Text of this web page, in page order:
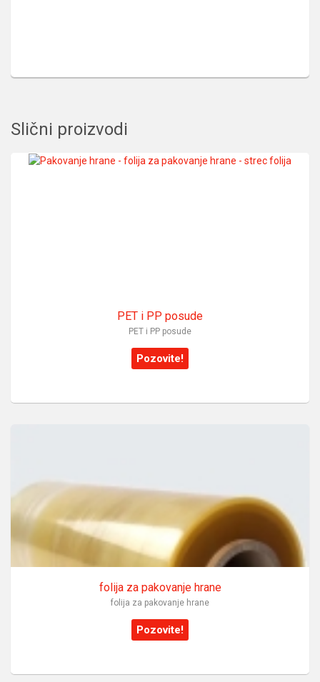
Slični proizvodi
PET i PP posude
PET i PP posude
Pozovite!
folija za pakovanje hrane
folija za pakovanje hrane
Pozovite!